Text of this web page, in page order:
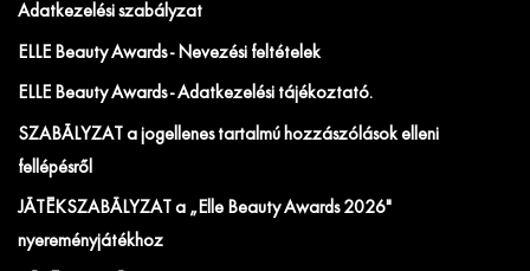
Adatkezelési szabályzat
ELLE Beauty Awards - Nevezési feltételek
ELLE Beauty Awards - Adatkezelési tájékoztató.
SZABÁLYZAT a jogellenes tartalmú hozzászólások elleni
fellépésről
JÁTÉKSZABÁLYZAT a „Elle Beauty Awards 2026"
nyereményjátékhoz